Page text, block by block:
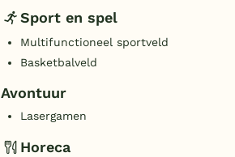
Sport en spel
Multifunctioneel sportveld
Basketbalveld
Avontuur
Lasergamen
Horeca